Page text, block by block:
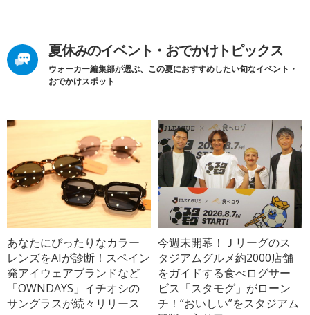
夏休みのイベント・おでかけトピックス
ウォーカー編集部が選ぶ、この夏におすすめしたい旬なイベント・
おでかけスポット
あなたにぴったりなカラー
レンズをAIが診断！スペイン
発アイウェアブランドなど
「OWNDAYS」イチオシの
サングラスが続々リリース
今週末開幕！Ｊリーグのス
タジアムグルメ約2000店舗
をガイドする食べログサー
ビス「スタモグ」がローン
チ！“おいしい”をスタジアム